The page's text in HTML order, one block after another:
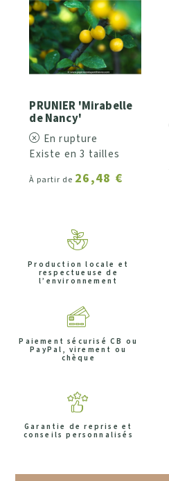
PRUNIER 'Mirabelle
de Nancy'
En rupture
Existe en 3 tailles
À partir de 26,48 €
Production locale et
respectueuse de
l’environnement
Paiement sécurisé CB ou
PayPal, virement ou
chèque
Garantie de reprise et
conseils personnalisés